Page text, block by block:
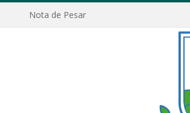
Nota de Pesar